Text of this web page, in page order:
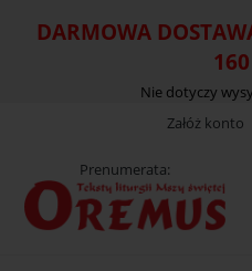
DARMOWA
160
Nie dotyczy
Załóż konto
Prenumerata: